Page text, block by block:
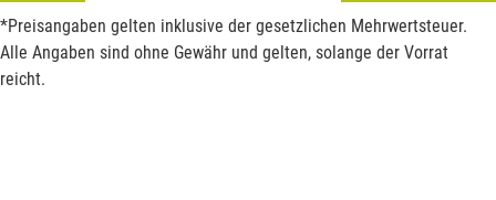
*Preisangaben gelten inklusive der gesetzlichen Mehrwertsteuer.
Alle Angaben sind ohne Gewähr und gelten, solange der Vorrat
reicht.